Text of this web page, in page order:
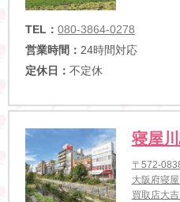
TEL： 080-3864-0278
営業時間： 24時間対応
定休日： 不定休
寝屋
〒572-
大阪府寝
買取店大